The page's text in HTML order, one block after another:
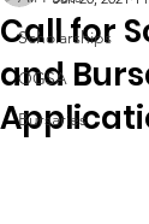
Scholarships
OGSA
Bursaries
Call for
and